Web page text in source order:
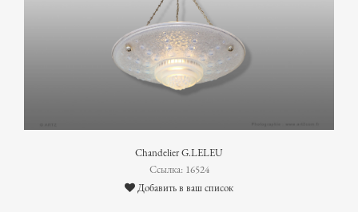
Chandelier G.LELEU
Ссылка: 16524
Добавить в ваш список